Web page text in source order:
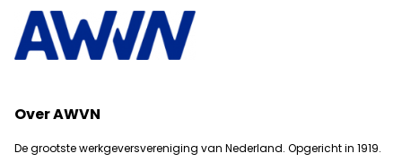
Over AWVN
De grootste werkgeversvereniging van Nederland. Opgericht in 1919.